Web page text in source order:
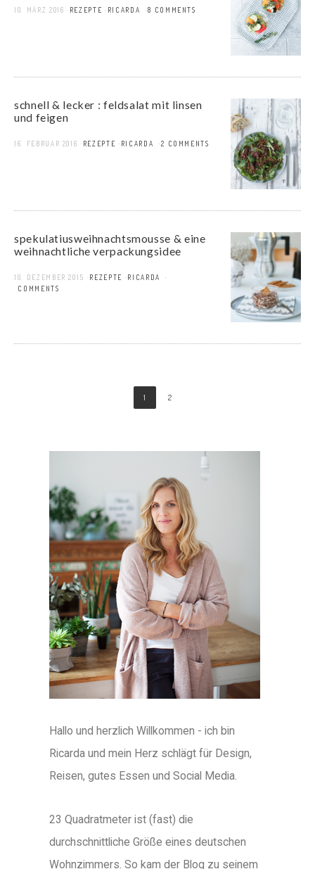
10. MÄRZ 2016 REZEPTE RICARDA 8 COMMENTS
schnell & lecker : feldsalat mit linsen
und feigen
16. FEBRUAR 2016 REZEPTE RICARDA 2 COMMENTS
spekulatiusweihnachtsmousse & eine
weihnachtliche verpackungsidee
10. DEZEMBER 2015 REZEPTE
RICARDA
9 COMMENTS
1 2
Hallo und herzlich Willkommen - ich bin
Ricarda und mein Herz schlägt für Design,
Reisen, gutes Essen und Social Media.
23 Quadratmeter ist (fast) die
durchschnittliche Größe eines deutschen
Wohnzimmers. So kam der Blog zu seinem